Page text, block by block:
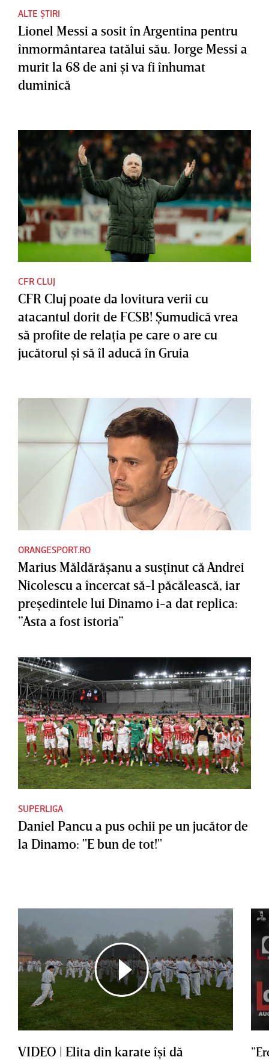
ALTE ȘTIRI
Lionel Messi a sosit în Argentina pentru
înmormântarea tatălui său. Jorge Messi a
murit la 68 de ani şi va fi înhumat
duminică
CFR CLUJ
CFR Cluj poate da lovitura verii cu
atacantul dorit de FCSB! Şumudică vrea
să profite de relaţia pe care o are cu
jucătorul şi să îl aducă în Gruia
ORANGESPORT.RO
Marius Măldărăşanu a susţinut că Andrei
Nicolescu a încercat să-l păcălească, iar
preşedintele lui Dinamo i-a dat replica:
”Asta a fost istoria”
SUPERLIGA
Daniel Pancu a pus ochii pe un jucător de
la Dinamo: "E bun de tot!"
VIDEO | Elita din karate îşi dă